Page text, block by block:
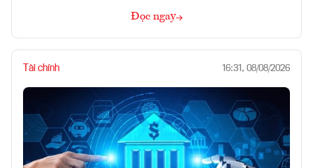
Đọc ngay
Tài chính 16:31, 08/08/2026